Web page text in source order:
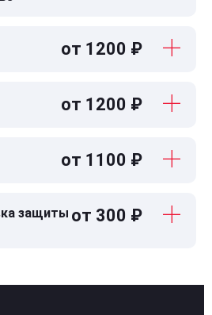
от 1200 ₽
от 1200 ₽
от 1100 ₽
защиты от 300 ₽